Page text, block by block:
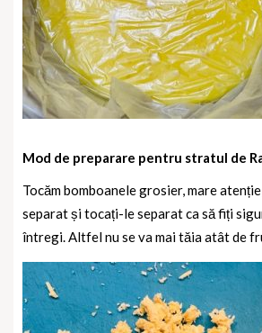
Mod de preparare pentru stratul de
Tocăm bomboanele grosier, mare
separat și tocați-le separat ca să fiți
întregi. Altfel nu se va mai tăia atât de